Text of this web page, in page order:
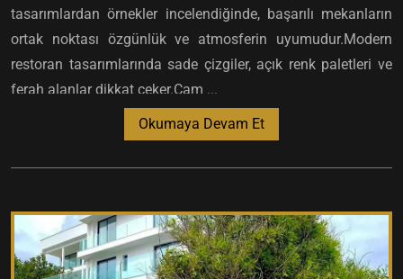
tasarımlardan örnekler incelendiğinde, başarılı mekanların
ortak noktası özgünlük ve atmosferin uyumudur.Modern
restoran tasarımlarında sade çizgiler, açık renk paletleri ve
ferah alanlar dikkat çeker.Cam ...
Okumaya Devam Et